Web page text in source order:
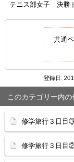
テニス部女子 決勝
共通
登録日:
このカテゴリー内
修学旅行３日目
修学旅行３日目